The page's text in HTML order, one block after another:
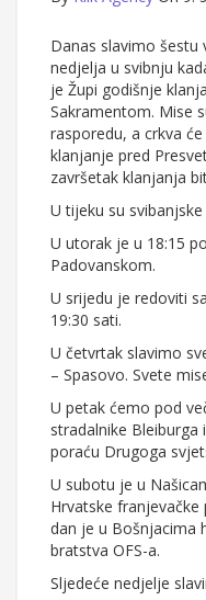
Danas slavimo šestu
nedjelja u svibnju
je Župi godišnje
Sakramentom. Mise
rasporedu, a crkva
klanjanje pred
završetak klanjanja
U tijeku su
U utorak je u 18:15
Padovanskom.
U srijedu je redoviti
19:30 sati.
U četvrtak slavimo
– Spasovo. Svete
U petak ćemo pod
stradalnike Bleiburga
poraću Drugoga
U subotu je u
Hrvatske franjevačke
dan je u Bošnjacima
bratstva OFS-a.
Sljedeće nedjelje